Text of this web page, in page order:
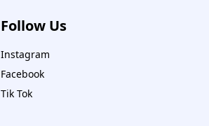
Follow Us
Instagram
Facebook
Tik Tok